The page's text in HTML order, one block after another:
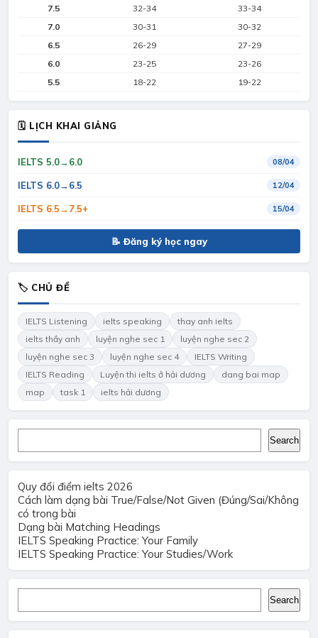
7.5 32-34
33-34
7.0
30-31
30-32
6.5
26-29
27-29
6.0
23-25
23-26
5.5
18-22 19-22
🗓 LỊCH KHAI GIẢNG
IELTS 5.0→6.0 08/04
IELTS 6.0→6.5 12/04
IELTS 6.5→7.5+ 15/04
📝 Đăng ký học ngay
🏷 CHỦ ĐỀ
IELTS Listening ielts speaking
thay anh ielts
ielts thầy anh
luyện nghe sec 1
luyện nghe sec 2
luyện nghe sec 3
luyện nghe sec 4
IELTS Writing
IELTS Reading
Luyện thi ielts ở hải dương
dang bai map
map
task 1 ielts hải dương
Search
Quy đổi điểm ielts 2026
Cách làm dạng bài True/False/Not Given (Đúng/Sai/Không
có trong bài
Dạng bài Matching Headings
IELTS Speaking Practice: Your Family
IELTS Speaking Practice: Your Studies/Work
Search